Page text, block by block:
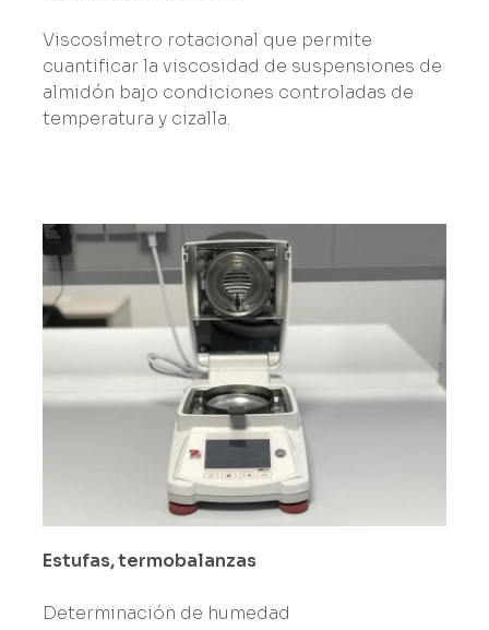
Viscosímetro rotacional que permite
cuantificar la viscosidad de suspensiones de
almidón bajo condiciones controladas de
temperatura y cizalla.
Estufas, termobalanzas
Determinación de humedad